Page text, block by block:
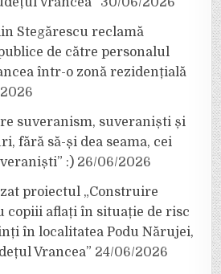
Stegărescu reclamă
de către personalul
într-o zonă rezidențială
suveranism, suveraniști și
fără să-și dea seama, cei
:) 26/06/2026
proiectul „Construire
copiii aflați în situație de risc
în localitatea Podu Nărujei,
Vrancea” 24/06/2026